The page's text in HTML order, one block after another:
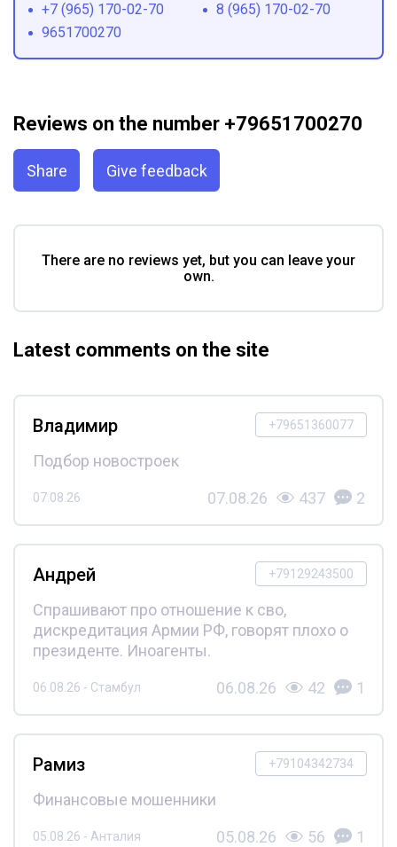
+7 (965) 170-02-70
8 (965) 170-02-70
9651700270
Reviews on the number +79651700270
Share Give feedback
There are no reviews yet, but you can leave your
own.
Latest comments on the site
+79651360077
Владимир
Подбор новостроек
07.08.26 07.08.26 437 2
+79129243500
Андрей
Спрашивают про отношение к сво,
дискредитация Армии РФ, говорят плохо о
президенте. Иноагенты.
06.08.26 - Стамбул 06.08.26 42 1
+79104342734
Рамиз
Финансовые мошенники
05.08.26 - Анталия 05.08.26 56 1